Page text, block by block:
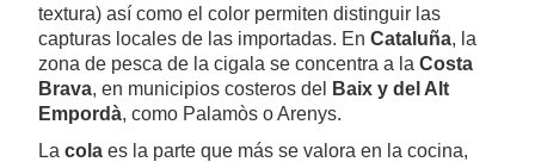
textura) así como el color permiten distinguir las
capturas locales de las importadas. En Cataluña, la
zona de pesca de la cigala se concentra a la Costa
Brava, en municipios costeros del
Baix y del Alt
Empordà, como Palamòs o Arenys.
La cola es la parte que más se valora en la cocina,